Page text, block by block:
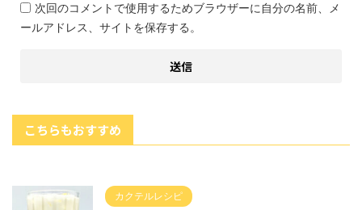
次回のコメントで使用するためブラウザーに自分の名前、メ
ールアドレス、サイトを保存する。
こちらもおすすめ
カクテルレシピ